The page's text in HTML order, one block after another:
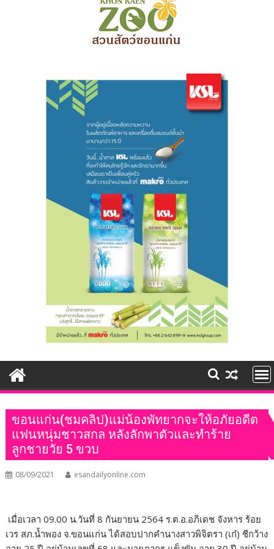
ขอนแก่น(ชมคลิป)แม่น้องพัทยากจะให้อภัยอดีต
แฟนหนุ่มชาวสกล หลังลักพาตัวและทำร้าย
ลูกชายวัย 5 ขวบ
08/09/2021 esandailyonline.com
เมื่อเวลา 09.00 น.วันที่ 8 กันยายน 2564 ร.ต.อ.อภิเดช จังหาร ร้อย
เวร สภ.น้ำพอง จ.ขอนแก่น ได้สอบปากคำนางสาวพิจิตรา (เก๋) ชีกว้าง